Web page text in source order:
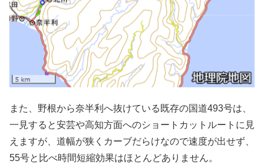
また、野根から奈半利へ抜けている既存の国道493号は、
一見すると安芸や高知方面へのショートカットルートに見
えますが、道幅が狭くカーブだらけなので速度が出せず、
55号と比べ時間短縮効果はほとんどありません。